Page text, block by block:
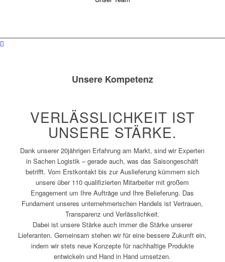
Unsere Kompetenz
VERLÄSSLICHKEIT IST
UNSERE STÄRKE.
Dank unserer 20jährigen Erfahrung am Markt, sind wir Experten
in Sachen Logistik – gerade auch, was das Saisongeschäft
betrifft. Vom Erstkontakt bis zur Auslieferung kümmern sich
unsere über 110 qualifizierten Mitarbeiter mit großem
Engagement um Ihre Aufträge und Ihre Belieferung. Das
Fundament unseres unternehmerischen Handels ist Vertrauen,
Transparenz und Verlässlichkeit.
Dabei ist unsere Stärke auch immer die Stärke unserer
Lieferanten. Gemeinsam stehen wir für eine bessere Zukunft ein,
indem wir stets neue Konzepte für nachhaltige Produkte
entwickeln und Hand in Hand umsetzen.